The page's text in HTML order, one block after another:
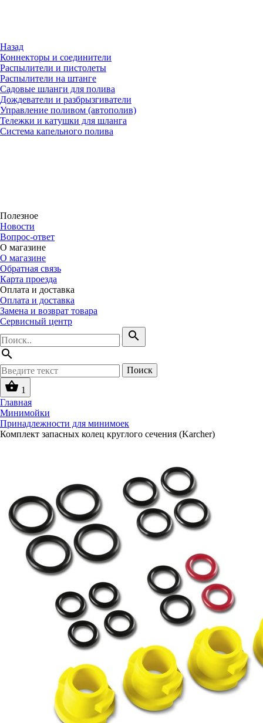
Назад
Коннекторы и соединители
Распылители и пистолеты
Распылители на штанге
Садовые шланги для полива
Дождеватели и разбрызгиватели
Управление поливом (автополив)
Тележки и катушки для шланга
Система капельного полива
Полезное
Новости
Вопрос-ответ
О магазине
О магазине
Обратная связь
Карта проезда
Оплата и доставка
Оплата и доставка
Замена и возврат товара
Сервисный центр
search
search
Поиск
shopping_basket 1
Главная
Минимойки
Принадлежности для минимоек
Комплект запасных колец круглого сечения (Karcher)